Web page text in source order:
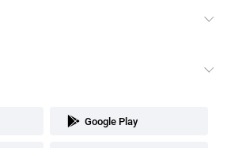
Google Play